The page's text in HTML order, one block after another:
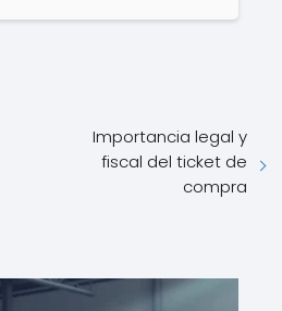
Importancia legal y
fiscal del ticket de
compra